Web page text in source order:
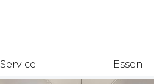
Service Essen